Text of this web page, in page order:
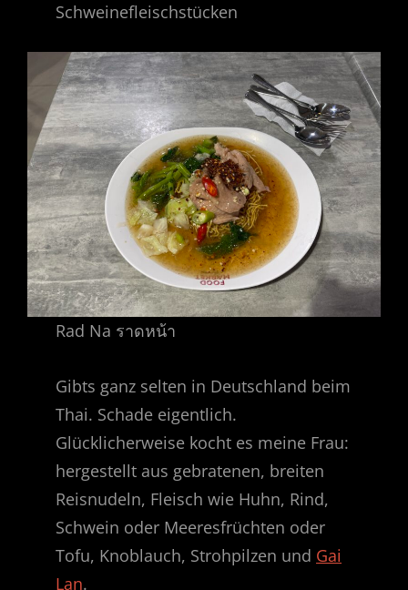
Schweinefleischstücken
Rad Na ราดหน้า
Gibts ganz selten in Deutschland beim
Thai. Schade eigentlich.
Glücklicherweise kocht es meine Frau:
hergestellt aus gebratenen, breiten
Reisnudeln, Fleisch wie Huhn, Rind,
Schwein oder Meeresfrüchten oder
Tofu, Knoblauch, Strohpilzen und Gai
Lan.